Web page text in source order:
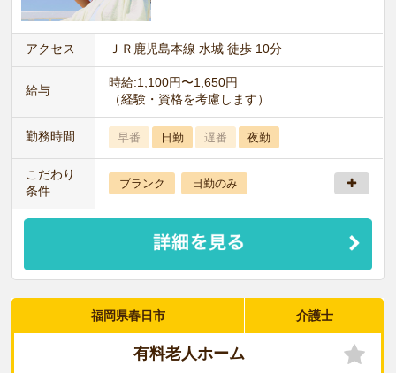
アクセス ＪＲ鹿児島本線 水城 徒歩 10分
給与
時給:1,100円〜1,650円
（経験・資格を考慮します）
勤務時間 早番 日勤 遅番 夜勤
こだわり
条件
ブランク 日勤のみ
福岡県春日市 介護士
有料老人ホーム